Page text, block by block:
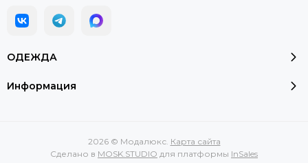
ОДЕЖДА
Информация
2026 © Модалюкс. Карта сайта
Сделано в MOSK.STUDIO для платформы InSales